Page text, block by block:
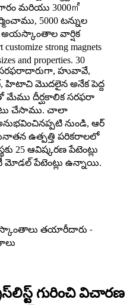
మరియు 3000㎡
5000 టన్నుల
అయస్కాంతాల వార్షిక
strong magnets
and properties. 30
హువావే,
హిటాచి మొదలైన అనేక పెద్ద
మేము దీర్ఘకాలిక సరఫరా
చేసాము. చాలా
నుండి, ఆర్
ఉత్పత్తి పరికరాలలో
25 ఆవిష్కరణ పేటెంట్లు
పేటెంట్లు ఉన్నాయి.
తయారీదారు -
గురించి విచారణ